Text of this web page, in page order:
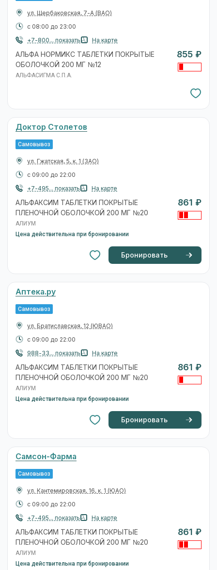
ул. Щербаковская, 7-А (ВАО)
с 08:00 до 23:00
+7-800... показать
На карте
АЛЬФА НОРМИКС ТАБЛЕТКИ ПОКРЫТЫЕ
ОБОЛОЧКОЙ 200 МГ №12
АЛЬФАСИГМА С.П.А.
855 ₽
Доктор Столетов
Самовывоз
ул. Гжатская, 5, к. 1 (ЗАО)
с 09:00 до 22:00
+7-495... показать
На карте
АЛЬФАКСИМ ТАБЛЕТКИ ПОКРЫТЫЕ
ПЛЕНОЧНОЙ ОБОЛОЧКОЙ 200 МГ №20
АЛИУМ
Цена действительна при бронировании
861 ₽
Бронировать
Аптека.ру
Самовывоз
ул. Братиславская, 12 (ЮВАО)
с 09:00 до 22:00
988-33... показать
На карте
АЛЬФАКСИМ ТАБЛЕТКИ ПОКРЫТЫЕ
ПЛЕНОЧНОЙ ОБОЛОЧКОЙ 200 МГ №20
АЛИУМ
Цена действительна при бронировании
861 ₽
Бронировать
Самсон-Фарма
Самовывоз
ул. Кантемировская, 16, к. 1 (ЮАО)
с 09:00 до 22:00
+7-495... показать
На карте
АЛЬФАКСИМ ТАБЛЕТКИ ПОКРЫТЫЕ
ПЛЕНОЧНОЙ ОБОЛОЧКОЙ 200 МГ №20
АЛИУМ
Цена действительна при бронировании
861 ₽